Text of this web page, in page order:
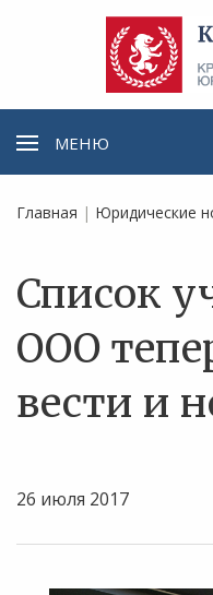
МЕНЮ
Главная | Юридические
Список
ООО
вести и
26 июля 2017